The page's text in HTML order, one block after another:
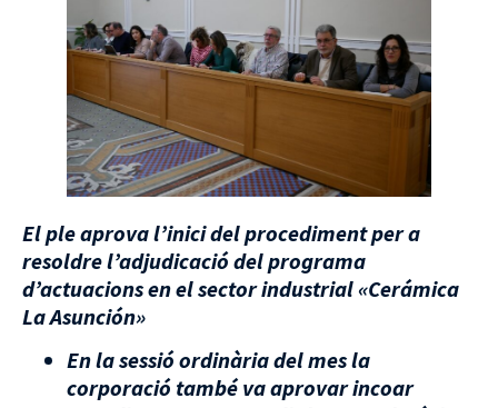
El ple aprova l’inici del procediment per a
resoldre l’adjudicació del programa
d’actuacions en el sector industrial «Cerámica
La Asunción»
En la sessió ordinària del mes la
corporació també va aprovar incoar